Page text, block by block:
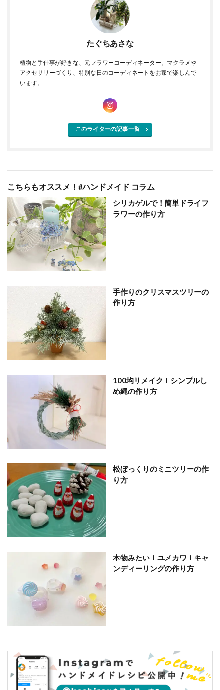
たぐちあさな
植物と手仕事が好きな、元フラワーコーディネーター。マクラメや
アクセサリーづくり、特別な日のコーディネートをお家で楽しんで
います。
このライターの記事一覧
こちらもオススメ！#ハンドメイド コラム
シリカゲルで！簡単ドライフ
ラワーの作り方
手作りのクリスマスツリーの
作り方
100均リメイク！シンプルし
め縄の作り方
松ぼっくりのミニツリーの作
り方
本物みたい！ユメカワ！キャ
ンディーリングの作り方